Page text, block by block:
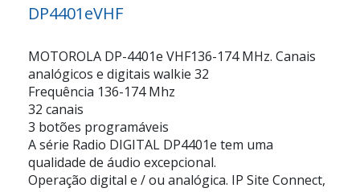
DP4401eVHF
MOTOROLA DP-4401e VHF136-174 MHz. Canais
analógicos e digitais walkie 32
Frequência 136-174 Mhz
32 canais
3 botões programáveis
A série Radio DIGITAL DP4401e tem uma
qualidade de áudio excepcional.
Operação digital e / ou analógica. IP Site Connect,